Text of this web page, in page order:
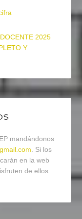
2025
Y
mandándonos
. Si los
en la web
de ellos.